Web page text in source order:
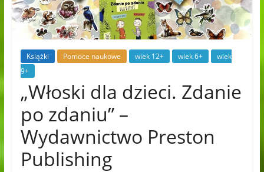
Książki Pomoce naukowe wiek 12+ wiek 6+
wiek
9+
„Włoski dla dzieci. Zdanie
po zdaniu” –
Wydawnictwo Preston
Publishing